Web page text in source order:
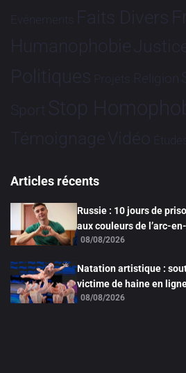
Evénements Faits Divers
Humanophobie
Politiques Projets Religion
Sport Stop
TémoignageVidéo Études
Articles récents
Russie : 10 jours de
aux couleurs de l’arc-
08/08/2026
Natation artistique :
victime de haine en
08/08/2026